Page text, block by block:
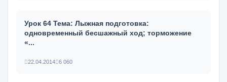
Урок 64 Тема: Лыжная подготовка:
одновременный бесшажный ход; тормо­жение
«...
22.04.2014 6 060